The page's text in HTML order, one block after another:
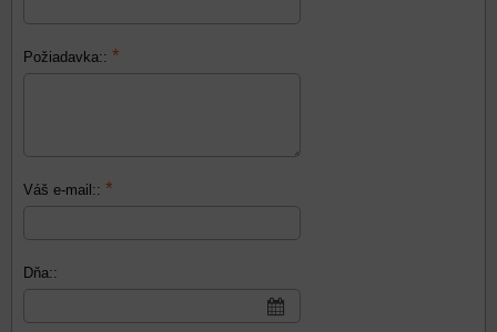
Požiadavka:: *
Váš e-mail:: *
Dňa::